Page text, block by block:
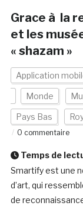
Grace à la
et les
« shazam »
Application
Monde
Pays Bas
0 commentaire
Temps de
Smartify est une
d’art, qui
de